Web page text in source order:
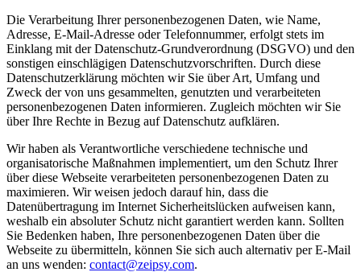
Die Verarbeitung Ihrer personenbezogenen Daten, wie Name,
Adresse, E-Mail-Adresse oder Telefonnummer, erfolgt stets im
Einklang mit der Datenschutz-Grundverordnung (DSGVO) und den
sonstigen einschlägigen Datenschutzvorschriften. Durch diese
Datenschutzerklärung möchten wir Sie über Art, Umfang und
Zweck der von uns gesammelten, genutzten und verarbeiteten
personenbezogenen Daten informieren. Zugleich möchten wir Sie
über Ihre Rechte in Bezug auf Datenschutz aufklären.
Wir haben als Verantwortliche verschiedene technische und
organisatorische Maßnahmen implementiert, um den Schutz Ihrer
über diese Webseite verarbeiteten personenbezogenen Daten zu
maximieren. Wir weisen jedoch darauf hin, dass die
Datenübertragung im Internet Sicherheitslücken aufweisen kann,
weshalb ein absoluter Schutz nicht garantiert werden kann. Sollten
Sie Bedenken haben, Ihre personenbezogenen Daten über die
Webseite zu übermitteln, können Sie sich auch alternativ per E-Mail
an uns wenden: contact@zeipsy.com.